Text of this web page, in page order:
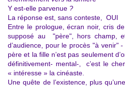
Y est-elle parvenue ?
La réponse est, sans conteste, OUI
Entre le prologue, écran noir, cris
supposé au "père", hors champ,
d’audience, pour le procès "à venir"
père et la fille n’est pas seulement
définitivement- mental-, c’est le
« intéresse » la cinéaste.
Une quête de l’existence, plus